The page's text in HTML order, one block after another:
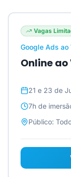
Vagas
Google Ads ao
Online
21 e 23 de
7h de
Público: